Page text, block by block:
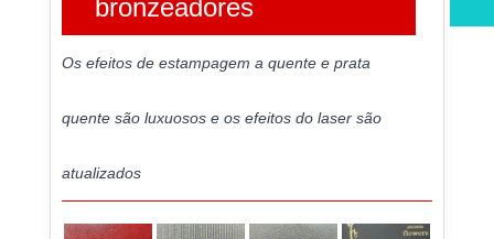
bronzeadores
Os efeitos de estampagem a quente e prata
quente são luxuosos e os efeitos do laser são
atualizados